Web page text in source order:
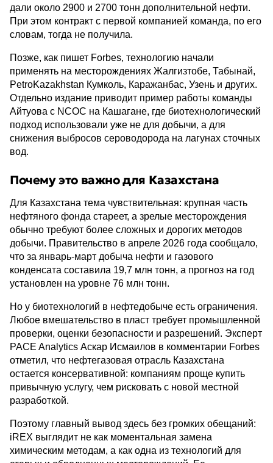
дали около 2900 и 2700 тонн дополнительной нефти.
При этом контракт с первой компанией команда, по его
словам, тогда не получила.
Позже, как пишет Forbes, технологию начали
применять на месторождениях Жалгизтобе, Табынай,
PetroKazakhstan Кумколь, Каражанбас, Узень и других.
Отдельно издание приводит пример работы команды
Айтуова с NCOC на Кашагане, где биотехнологический
подход использовали уже не для добычи, а для
снижения выбросов сероводорода на лагунах сточных
вод.
Почему это важно для Казахстана
Для Казахстана тема чувствительная: крупная часть
нефтяного фонда стареет, а зрелые месторождения
обычно требуют более сложных и дорогих методов
добычи. Правительство в апреле 2026 года сообщало,
что за январь-март добыча нефти и газового
конденсата составила 19,7 млн тонн, а прогноз на год
установлен на уровне 76 млн тонн.
Но у биотехнологий в нефтедобыче есть ограничения.
Любое вмешательство в пласт требует промышленной
проверки, оценки безопасности и разрешений. Эксперт
PACE Analytics Аскар Исмаилов в комментарии Forbes
отметил, что нефтегазовая отрасль Казахстана
остается консервативной: компаниям проще купить
привычную услугу, чем рисковать с новой местной
разработкой.
Поэтому главный вывод здесь без громких обещаний:
iREX выглядит не как моментальная замена
химическим методам, а как одна из технологий для